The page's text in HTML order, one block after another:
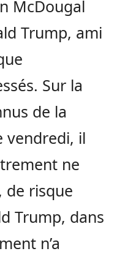
McDougal
Trump, ami
Sur la
de la
vendredi, il
ne
de risque
Trump, dans
n’a